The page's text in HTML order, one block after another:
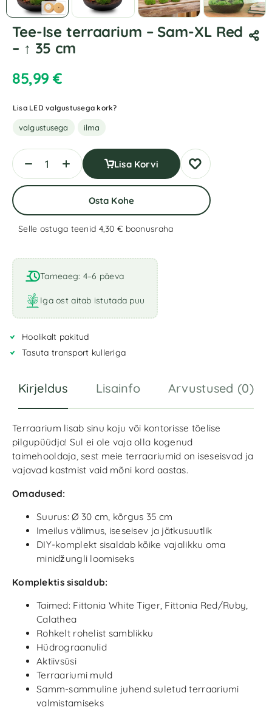
Tee-Ise terraarium – Sam-XL Red
– ↑ 35 cm
85,99€
Lisa LED valgustusega kork?
valgustusega ilma
Lisa Korvi
Osta Kohe
Selle ostuga teenid 4,30 € boonusraha
l
t
e
r
n
t
i
Tarneaeg: 4–6 päeva
Iga ost aitab istutada puu
Hoolikalt pakitud
Tasuta transport kulleriga
Kirjeldus Lisainfo Arvustused (0)
Terraarium lisab sinu koju või kontorisse tõelise
pilgupüüdja! Sul ei ole vaja olla kogenud
taimehooldaja, sest meie terraariumid on iseseisvad ja
vajavad kastmist vaid mõni kord aastas.
Omadused:
Suurus: Ø 30 cm, kõrgus 35 cm
Imeilus välimus, iseseisev ja jätkusuutlik
DIY-komplekt sisaldab kõike vajalikku oma
minidžungli loomiseks
Komplektis sisaldub:
Taimed: Fittonia White Tiger, Fittonia Red/Ruby,
Calathea
Rohkelt rohelist samblikku
Hüdrograanulid
Aktiivsüsi
Terraariumi muld
Samm-sammuline juhend suletud terraariumi
valmistamiseks